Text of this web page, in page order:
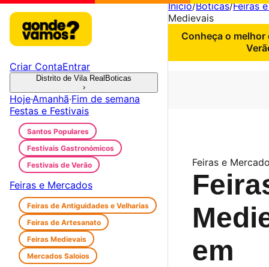
Início/Boticas/Feiras
Medievais
Conheça o melhor
Feiras e
em
Criar ContaEntrar
Distrito de Vila Real Boticas
›
Hoje·Amanhã·Fim de semana
Festas e Festivais
Santos Populares
Festivais Gastronómicos
Festivais de Verão
Feiras e Mercados
Feiras de Antiguidades e Velharias
Feiras de Artesanato
Feiras Medievais
Mercados Saloios